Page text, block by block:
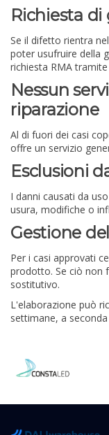
Richiesta di
Se il difetto rientra
poter usufruire della
richiesta RMA
Nessun
riparazione
Al di fuori dei casi
offre un servizio
Esclusioni
I danni causati da
usura, modifiche o
Gestione
Per i casi approvati
prodotto. Se ciò non
sostitutivo.
L'elaborazione può
settimane, a